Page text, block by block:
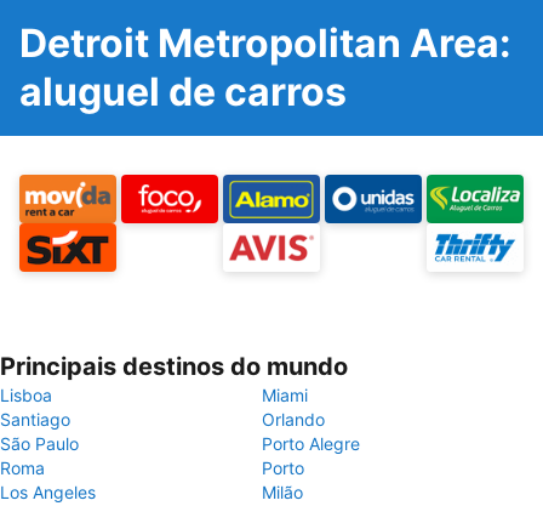
Detroit Metropolitan Area:
aluguel de carros
Principais destinos do mundo
Lisboa
Miami
Santiago
Orlando
São Paulo
Porto Alegre
Roma
Porto
Los Angeles
Milão